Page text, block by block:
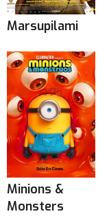
Marsupilami
Minions &
Monsters